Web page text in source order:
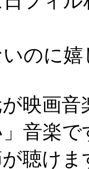
のに
映画
音楽で
聴け